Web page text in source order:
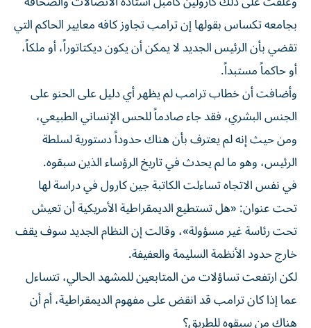
بجامعه تكساس بقولها إن ترامب تجاوز كافه معايير الحاكم التي
تقضي بأن الرئيس الجديد لا يمكن أن يكون ديكتاتوراً، أو ملكاً،
أو حاكماً مستبداً.
وأضافت أن خطاب ترامب لم يظهر أي دليل على الحنو على
الجنس البشري، فقد جاء صادماً للحس الإنساني الطبيعي،
ومن حيث إنه لم يعترف بأن هناك حدوداً دستورية لسلطة
الرئيس، وهو ما لم يحدث في تاريخ الرؤساء الذين سبقوه.
في نفس الاتجاه تساءلت الكاتبة جين كارول في دراسة لها
تحت عنوان: «هل تستطيع الديمقراطية الأمريكية أن تعيش
تحت رئاسة غير مسؤولة»، وقالت إن النظام الجديد سوف يقف
خارج حدود الأنظمة السليمة والعفيفة.
لكن ارتفعت تساؤلات من المتابعين للمشهد الحالي، تتساءل
عما إذا كان ترامب قد انقض على مفهوم الديمقراطية، أم أن